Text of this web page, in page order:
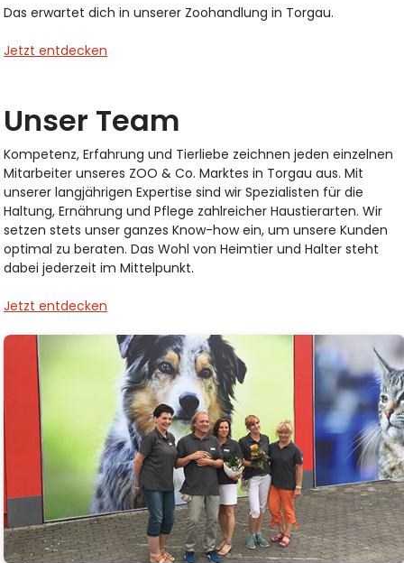
Das erwartet dich in unserer Zoohandlung in Torgau.
Jetzt entdecken
Unser Team
Kompetenz, Erfahrung und Tierliebe zeichnen jeden einzelnen
Mitarbeiter unseres ZOO & Co. Marktes in Torgau aus. Mit
unserer langjährigen Expertise sind wir Spezialisten für die
Haltung, Ernährung und Pflege zahlreicher Haustierarten. Wir
setzen stets unser ganzes Know-how ein, um unsere Kunden
optimal zu beraten. Das Wohl von Heimtier und Halter steht
dabei jederzeit im Mittelpunkt.
Jetzt entdecken